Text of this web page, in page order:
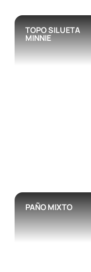
TOPO SILUETA
MINNIE
PAÑO MIXTO